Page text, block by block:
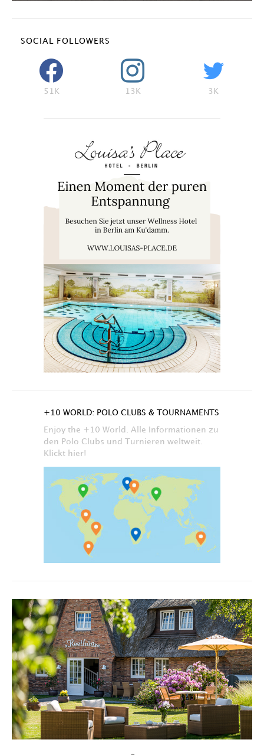
SOCIAL FOLLOWERS
51K 13K 3K
+10 WORLD: POLO CLUBS & TOURNAMENTS
Enjoy the +10 World. Alle Informationen zu
den Polo Clubs und Turnieren weltweit.
Klickt hier!